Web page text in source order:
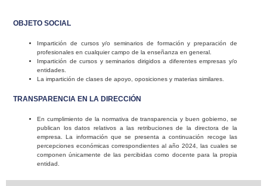
OBJETO SOCIAL
Impartición de cursos y/o seminarios de formación y preparación de
profesionales en cualquier campo de la enseñanza en general.
Impartición de cursos y seminarios dirigidos a diferentes empresas y/o
entidades.
La impartición de clases de apoyo, oposiciones y materias similares.
TRANSPARENCIA EN LA DIRECCIÓN
En cumplimiento de la normativa de transparencia y buen gobierno, se
publican los datos relativos a las retribuciones de la directora de la
empresa. La información que se presenta a continuación recoge las
percepciones económicas correspondientes al año 2024, las cuales se
componen únicamente de las percibidas como docente para la propia
entidad.